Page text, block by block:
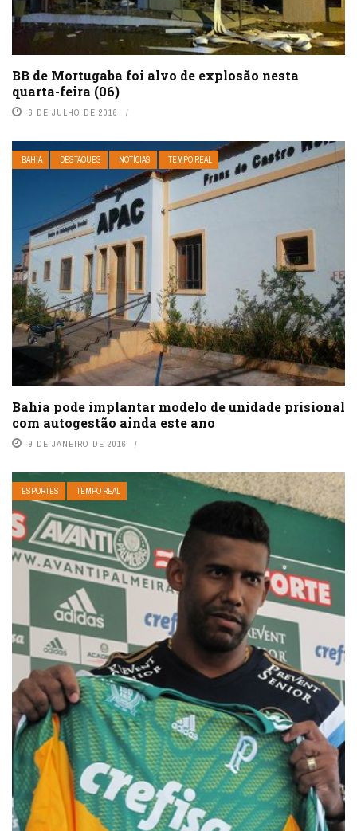
BB de Mortugaba foi alvo de explosão nesta
quarta-feira (06)
6 DE JULHO DE 2016
BAHIA DESTAQUES NOTÍCIAS TEMPO REAL
Bahia pode implantar modelo de unidade prisional
com autogestão ainda este ano
9 DE JANEIRO DE 2016
ESPORTES TEMPO REAL